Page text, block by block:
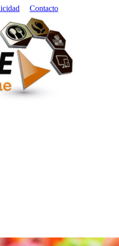
Contacto